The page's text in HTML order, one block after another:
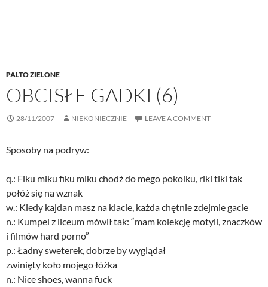
PALTO ZIELONE
OBCISŁE GADKI (6)
28/11/2007 NIEKONIECZNIE LEAVE A COMMENT
Sposoby na podryw:
q.: Fiku miku fiku miku chodź do mego pokoiku, riki tiki tak
połóż się na wznak
w.: Kiedy kajdan masz na klacie, każda chętnie zdejmie gacie
n.: Kumpel z liceum mówił tak: “mam kolekcję motyli, znaczków
i filmów hard porno”
p.: Ładny sweterek, dobrze by wyglądał
zwinięty koło mojego łóżka
n.: Nice shoes, wanna fuck